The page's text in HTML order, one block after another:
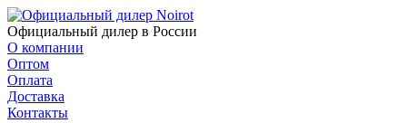
Официальный дилер в России
О компании
Оптом
Оплата
Доставка
Контакты